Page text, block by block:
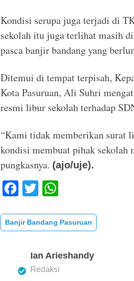
Kondisi serupa juga terjadi di
sekolah itu juga terlihat masih
pasca banjir bandang yang
Ditemui di tempat terpisah,
Kota Pasuruan, Ali Suhri
resmi libur sekolah terhadap
“Kami tidak memberikan surat
kondisi membuat pihak sekolah
pungkasnya. (ajo/uje).
F
c
e
o
T
tt
er
at
s
A
p
Banjir Bandang Pasuruan
Ian Arieshandy
Redaksi